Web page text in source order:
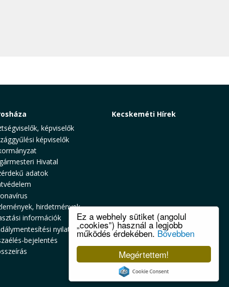
Megértettem!
Ez a webhely sütiket (angolul
„cookies”) használ a legjobb
működés érdekében. Bővebben
képviselők
képviselők
Hivatal
adatok
hirdetmények
információk
nyilatkozat
bejelentés
Kecskeméti Hírek